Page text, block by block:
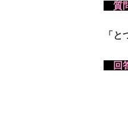
質
「
回